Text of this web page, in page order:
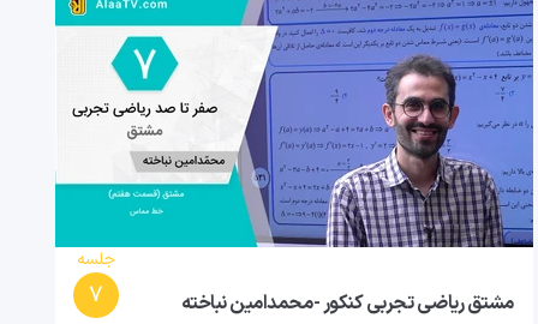
جلسه
7 مشتق ریاضی تجربی کنکور -محمدامین نباخته